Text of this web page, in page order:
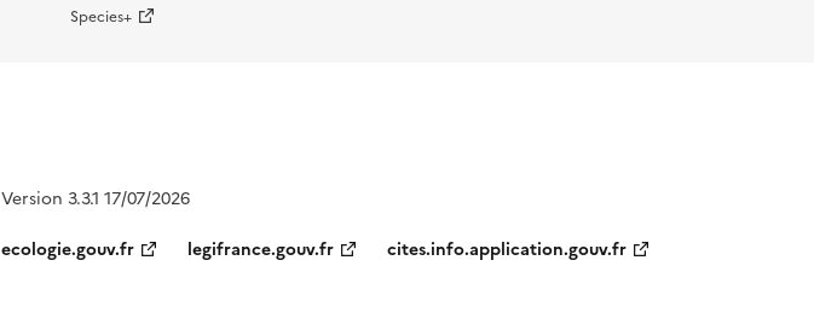
Species+
Version 3.3.1 17/07/2026
ecologie.gouv.fr
legifrance.gouv.fr cites.info.application.gouv.fr